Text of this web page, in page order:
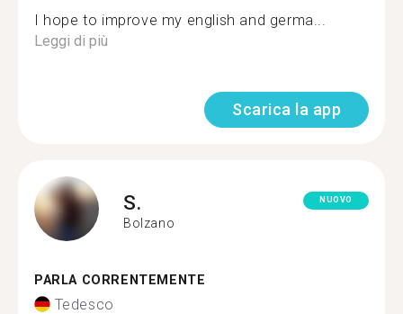
I hope to improve my english and germa...
Leggi di più
Scarica la app
S.
Bolzano
NUOVO
PARLA CORRENTEMENTE
Tedesco